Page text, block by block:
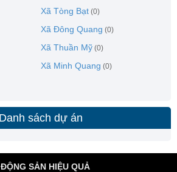
Xã Tòng Bạt (0)
Xã Đông Quang (0)
Xã Thuần Mỹ (0)
Xã Minh Quang (0)
Danh sách dự án
SẢN HIỆU QUẢ